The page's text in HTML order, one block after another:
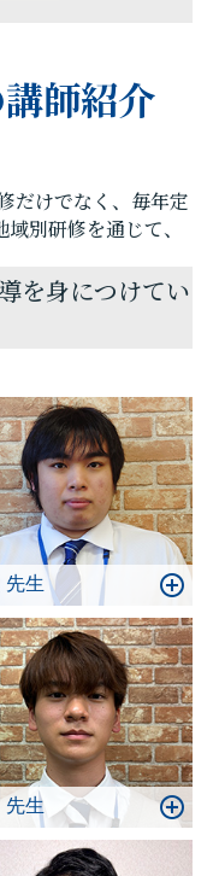
きたいと思いま
でのカリキュラ
ストを実施、テ
力向上が目指すこ
法など、今後の
る方がいらっ
目標達成は実現し
師紹介
だけでなく、毎年定
別研修を通じて、
を身につけてい
先生
先生